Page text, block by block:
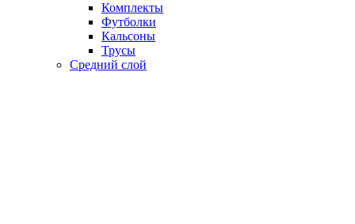
Комплекты
Футболки
Кальсоны
Трусы
Средний слой